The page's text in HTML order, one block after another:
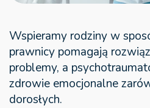
Wspieramy rodziny w
prawnicy pomagają
problemy, a
zdrowie emocjonalne
dorosłych.